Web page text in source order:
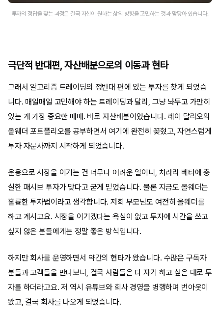
투자의 정답을 찾는 과정은 결국 자신이 원하는 삶의 방향을 고민하는 것과 맞닿아 있습니다.
극단적 반대편, 자산배분으로의 이동과 현타
그래서 알고리즘 트레이딩의 정반대 편에 있는 투자를 찾게 되었습
니다. 매일매일 고민해야 하는 트레이딩과 달리, 그냥 놔두고 가만히
있는 게 가장 중요한 매매. 바로 자산배분이었습니다. 레이 달리오의
올웨더 포트폴리오를 공부하면서 여기에 완전히 꽂혔고, 자연스럽게
투자 자문사까지 시작하게 되었습니다.
운용으로 시장을 이기는 건 너무나 어려운 일이니, 차라리 베타에 충
실한 패시브 투자가 맞다고 굳게 믿었습니다. 물론 지금도 올웨더는
훌륭한 투자법이라고 생각합니다. 저희 부모님도 여전히 올웨더를
하고 계시고요. 시장을 이기겠다는 욕심이 없고 투자에 시간을 쓰고
싶지 않은 분들에게는 정말 좋은 방식입니다.
하지만 회사를 운영하면서 약간의 현타가 왔습니다. 수많은 구독자
분들과 고객들을 만나보니, 결국 사람들은 다 자기 하고 싶은 대로 투
자를 하더라고요. 저 역시 유튜브와 회사 경영을 병행하며 번아웃이
왔고, 결국 회사를 나오게 되었습니다.